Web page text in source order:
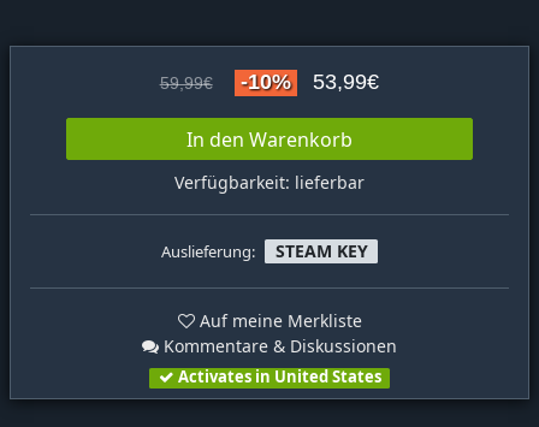
59,99€ -10% 53,99€
In den Warenkorb
Verfügbarkeit: lieferbar
Auslieferung: STEAM KEY
Auf meine Merkliste
Kommentare & Diskussionen
Activates in United States